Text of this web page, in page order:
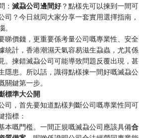
：​​滅蝨公司邊間好​ ​？點樣先可以揀到一間可
司？今日就同大家分享一套實用選擇指南，
睇價錢，更重要係考量公司嘅專業性、安全
統計，香港潮濕天氣容易滋生蝨蟲，尤其係
。揀錯滅蝨公司可能導致問題反覆出現，甚
隱患。所以話，識得點樣揀一間好嘅滅蝨公
鍵第一步。
標準大公開​
司，首先要知道點樣判斷公司嘅專業性同可
指標：
本嘅門檻。一間正規嘅滅蝨公司應該具備​​合